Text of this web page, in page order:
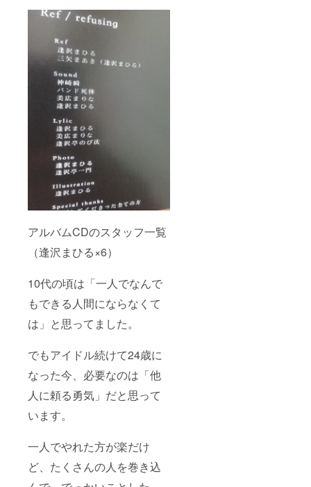
アルバムCDのスタッフ一覧
（逢沢まひる×6）
10代の頃は「一人でなんで
もできる人間にならなくて
は」と思ってました。
でもアイドル続けて24歳に
なった今、必要なのは「他
人に頼る勇気」だと思って
います。
一人でやれた方が楽だけ
ど、たくさんの人を巻き込